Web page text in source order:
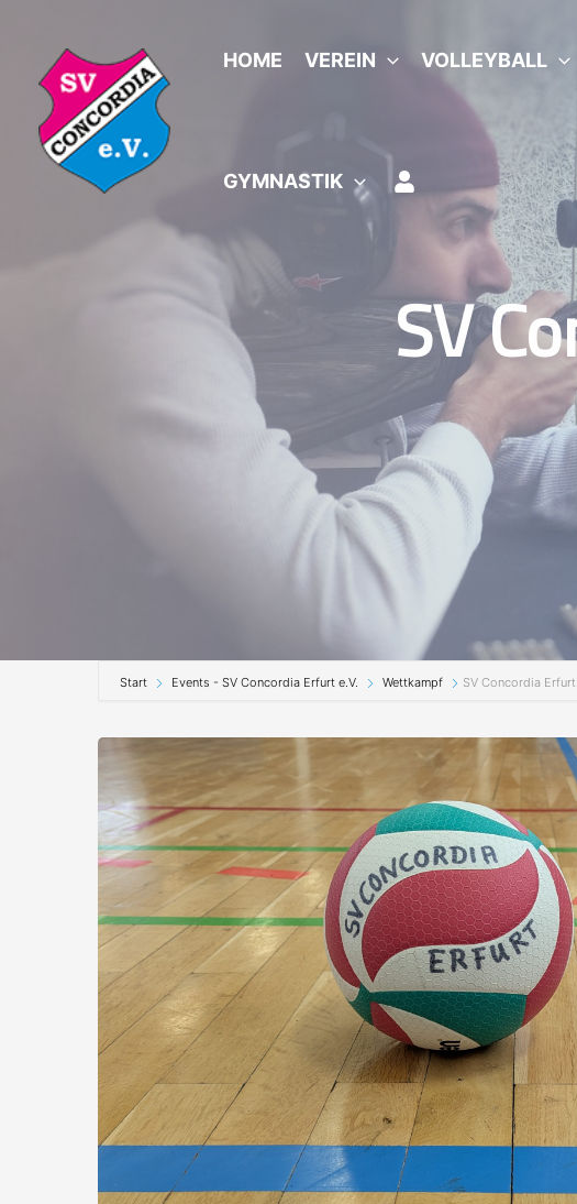
springen
HOME VEREIN VOLLEYBALL
GYMNASTIK
SV
Start Events - SV Concordia Erfurt e.V. Wettkampf SV Concordia